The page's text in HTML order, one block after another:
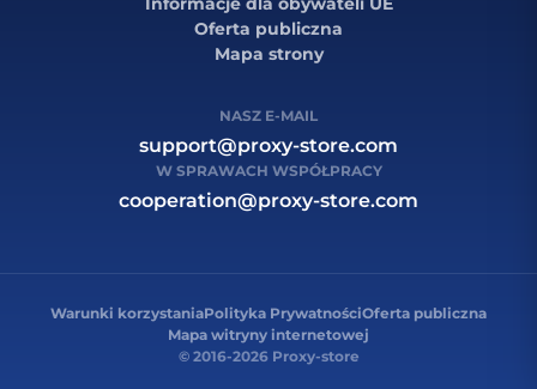
Oferta publiczna
Mapa strony
NASZ E-MAIL
support@proxy-store.com
W SPRAWACH WSPÓŁPRACY
cooperation@proxy-store.com
© 2016-2026 Proxy-store
Warunki korzystaniaPolityka PrywatnościOferta publiczna
Mapa witryny internetowej